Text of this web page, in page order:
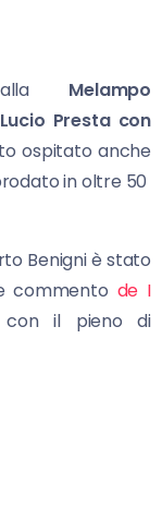
Melampo
Presta con
ospitato anche
in oltre 50
Benigni è stato
commento de I
con il pieno di